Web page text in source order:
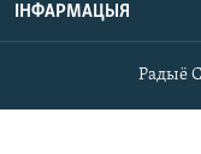
ІНФАРМАЦЫЯ
Радыё